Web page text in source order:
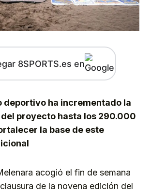
8SPORTS.es en
deportivo ha incrementado la
proyecto hasta los 290.000
la base de este
acogió el fin de semana
de la novena edición del